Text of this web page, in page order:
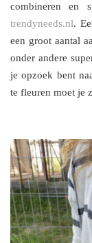
combineren en
trendyneeds.nl.
een groot aantal
onder andere
je opzoek bent
te fleuren moet je